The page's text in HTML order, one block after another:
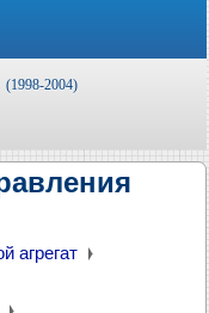
(1998-2004)
агрегат